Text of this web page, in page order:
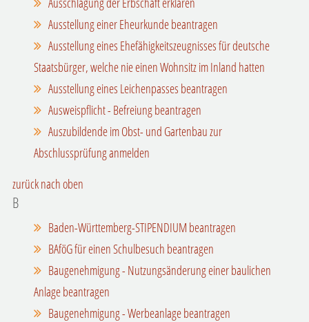
Ausstellung einer Eheurkunde beantragen
Ausstellung eines Ehefähigkeitszeugnisses für deutsche
Staatsbürger, welche nie einen Wohnsitz im Inland hatten
Ausstellung eines Leichenpasses beantragen
Ausweispflicht - Befreiung beantragen
Auszubildende im Obst- und Gartenbau zur
Abschlussprüfung anmelden
zurück nach oben
B
Baden-Württemberg-STIPENDIUM beantragen
BAföG für einen Schulbesuch beantragen
Baugenehmigung - Nutzungsänderung einer baulichen
Anlage beantragen
Baugenehmigung - Werbeanlage beantragen